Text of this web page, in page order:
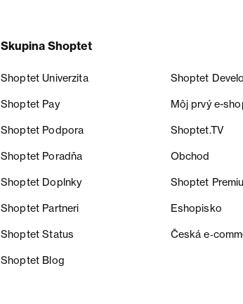
Skupina Shoptet
Shoptet Univerzita Shoptet
Shoptet Pay Môj prvý e-
Shoptet Podpora Shoptet.TV
Shoptet Poradňa Obchod
Shoptet Doplnky Shoptet
Shoptet Partneri Eshopisko
Shoptet Status Česká
Shoptet Blog